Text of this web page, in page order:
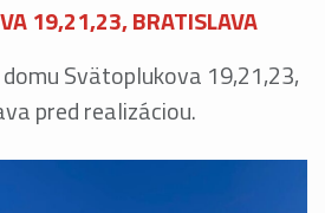
19,21,23, BRATISLAVA
Svätoplukova 19,21,23,
pred realizáciou.